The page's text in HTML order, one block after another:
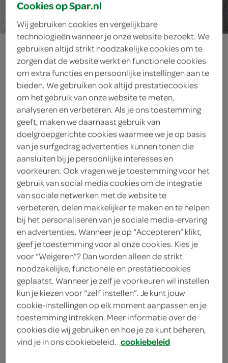
slaschuitjes met
eiersalade
ingrediënten
1 kropje little gem
sjalot
2 sprieten bieslook
theelepel kerriepoeder
2 eetlepels yoghurt
1 theelepel mosterd
4 eieren
kies je winkel
Cookies op Spar.nl
Wij gebruiken cookies en vergelijkbare
technologieën wanneer je onze website bezoekt. We
gebruiken altijd strikt noodzakelijke cookies om te
zorgen dat de website werkt en functionele cookies
om extra functies en persoonlijke instellingen aan te
bieden. We gebruiken ook altijd prestatiecookies
om het gebruik van onze website te meten,
analyseren en verbeteren. Als je ons toestemming
geeft, maken we daarnaast gebruik van
doelgroepgerichte cookies waarmee we je op basis
van je surfgedrag advertenties kunnen tonen die
aansluiten bij je persoonlijke interesses en
voorkeuren. Ook vragen we je toestemming voor het
gebruik van social media cookies om de integratie
van sociale netwerken met de website te
verbeteren, delen makkelijker te maken en te helpen
bij het personaliseren van je sociale media-ervaring
en advertenties. Wanneer je op “Accepteren” klikt,
geef je toestemming voor al onze cookies. Kies je
voor “Weigeren”? Dan worden alleen de strikt
noodzakelijke, functionele en prestatiecookies
geplaatst. Wanneer je zelf je voorkeuren wil instellen
kun je kiezen voor “zelf instellen”. Je kunt jouw
cookie-instellingen op elk moment aanpassen en je
toestemming intrekken. Meer informatie over de
cookies die wij gebruiken en hoe je ze kunt beheren,
vind je in ons cookiebeleid. cookiebeleid